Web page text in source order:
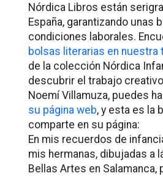
Nórdica Libros están
España, garantizando unas
condiciones laborales.
bolsas literarias en nuestra
de la colección Nórdica
descubrir el trabajo
Noemí Villamuza, puedes
su página web, y esta es la
comparte en su página:
En mis recuerdos de
mis hermanas, dibujadas a
Bellas Artes en Salamanca,